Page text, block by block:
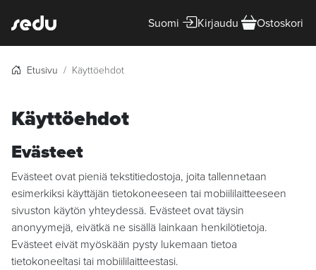
Suomi Kirjaudu Ostoskori
Etusivu Käyttöehdot
Käyttöehdot
Evästeet
Evästeet ovat pieniä tekstitiedostoja, joita tallennetaan
esimerkiksi käyttäjän tietokoneeseen tai mobiililaitteeseen
sivuston käytön yhteydessä. Evästeet ovat täysin
anonyymejä, eivätkä ne sisällä lainkaan henkilötietoja.
Evästeet eivät myöskään pysty lukemaan tietoa
tietokoneeltasi tai mobiililaitteestasi.